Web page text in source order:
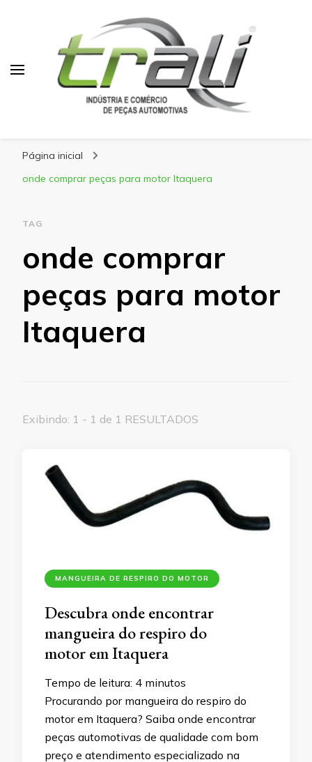
Página inicial
onde comprar peças para motor Itaquera
TAG
onde comprar
peças para motor
Itaquera
Exibindo: 1 - 1 de 1 RESULTADOS
MANGUEIRA DE RESPIRO DO MOTOR
Descubra onde encontrar
mangueira do respiro do
motor em Itaquera
Tempo de leitura: 4 minutos
Procurando por mangueira do respiro do
motor em Itaquera? Saiba onde encontrar
peças automotivas de qualidade com bom
preço e atendimento especializado na